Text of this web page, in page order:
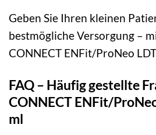
Geben Sie Ihren kleinen
bestmögliche Versorgung –
CONNECT ENFit/ProNeo
FAQ – Häufig gestellte
CONNECT ENFit/
ml